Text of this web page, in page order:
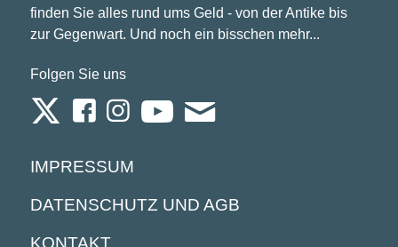
finden Sie alles rund ums Geld - von der Antike bis
zur Gegenwart. Und noch ein bisschen mehr...
Folgen Sie uns
IMPRESSUM
DATENSCHUTZ UND AGB
KONTAKT